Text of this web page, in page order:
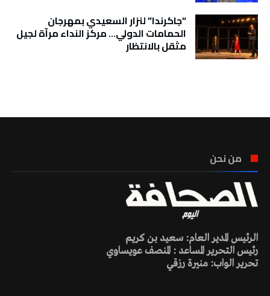
“جاكرندا” لنزار السعيدي بمهرجان
الحمامات الدولي… مركز النداء مرآة لجيل
مثقل بالانتظار
من نحن
الرئيس المدير العام: سعيد بن كريم
رئيس التحرير المساعد : المنصف عويساوي
تحرير الواب: منيرة رزقي